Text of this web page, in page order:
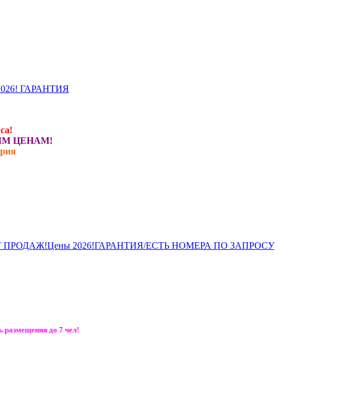
ГАРАНТИЯ
ЦЕНАМ!
ПРОДАЖ!Цены 2026!ГАРАНТИЯ/ЕСТЬ НОМЕРА ПО ЗАПРОСУ
до 7 чел!